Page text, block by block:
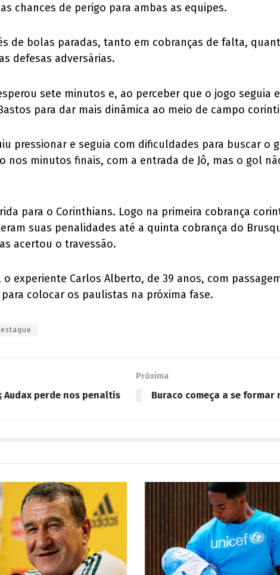
chances de perigo para ambas as equipes.
de bolas paradas, tanto em cobranças de falta,
defesas adversárias.
sete minutos e, ao perceber que o jogo seguia
para dar mais dinâmica ao meio de campo
pressionar e seguia com dificuldades para buscar o
nos minutos finais, com a entrada de Jô, mas o gol
para o Corinthians. Logo na primeira cobrança
suas penalidades até a quinta cobrança do
acertou o travessão.
experiente Carlos Alberto, de 39 anos, com
colocar os paulistas na próxima fase.
perde nos penaltis
Próxima
Buraco começa a se